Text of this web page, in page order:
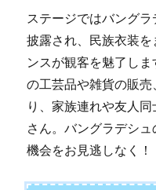
ステージではバング
披露され、民族衣装
ンスが観客を魅了し
の工芸品や雑貨の販
り、家族連れや友人
さん。バングラデシ
機会をお見逃しなく！